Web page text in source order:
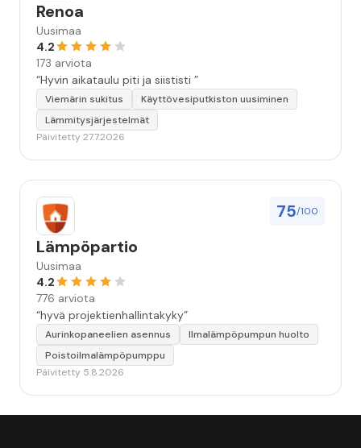
Renoa
Uusimaa
4.2
173 arviota
“Hyvin aikataulu piti ja siististi ”
Viemärin sukitus
Käyttövesiputkiston uusiminen
Lämmitysjärjestelmät
Päivitetty 27.7.2026
75/100
Lämpöpartio
Uusimaa
4.2
776 arviota
“hyvä projektienhallintakyky”
Aurinkopaneelien asennus
Ilmalämpöpumpun huolto
Poistoilmalämpöpumppu
Päivitetty 5.8.2026